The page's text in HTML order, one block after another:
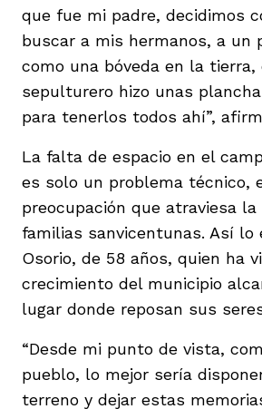
que fue mi padre, decidimos
buscar a mis hermanos, a un
como una bóveda en la tierra,
sepulturero hizo unas
para tenerlos todos ahí”,
La falta de espacio en el
es solo un problema técnico,
preocupación que atraviesa
familias sanvicentunas. Así lo
Osorio, de 58 años, quien ha
crecimiento del municipio
lugar donde reposan sus
“Desde mi punto de vista,
pueblo, lo mejor sería
terreno y dejar estas